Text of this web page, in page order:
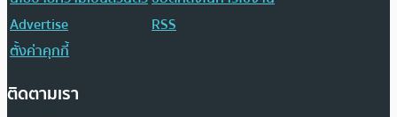
Advertise
RSS
ตั้งค่าคุกกี้
ติดตามเรา